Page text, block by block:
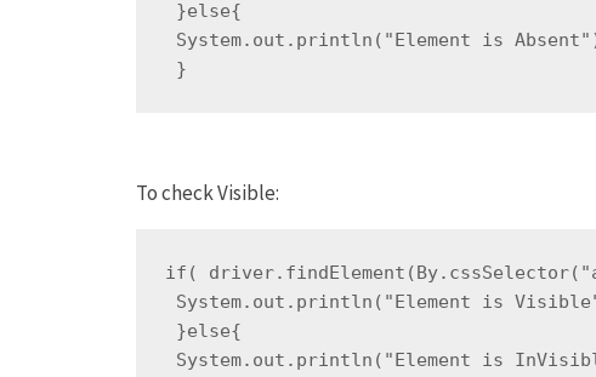
}else{
System.out.println("Element is
}
To check Visible:
if(
System.out.println("Element is
}else{
System.out.println("Element is